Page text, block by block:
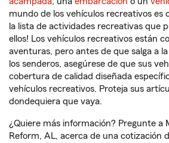
mundo de los vehículos recreativos es
la lista de actividades recreativas que
ellos! Los vehículos recreativos están
aventuras, pero antes de que salga a
los senderos, asegúrese de que sus
cobertura de calidad diseñada
vehículos recreativos. Proteja sus
dondequiera que vaya.
¿Quiere más información? Pregunte a
Reform, AL, acerca de una cotización